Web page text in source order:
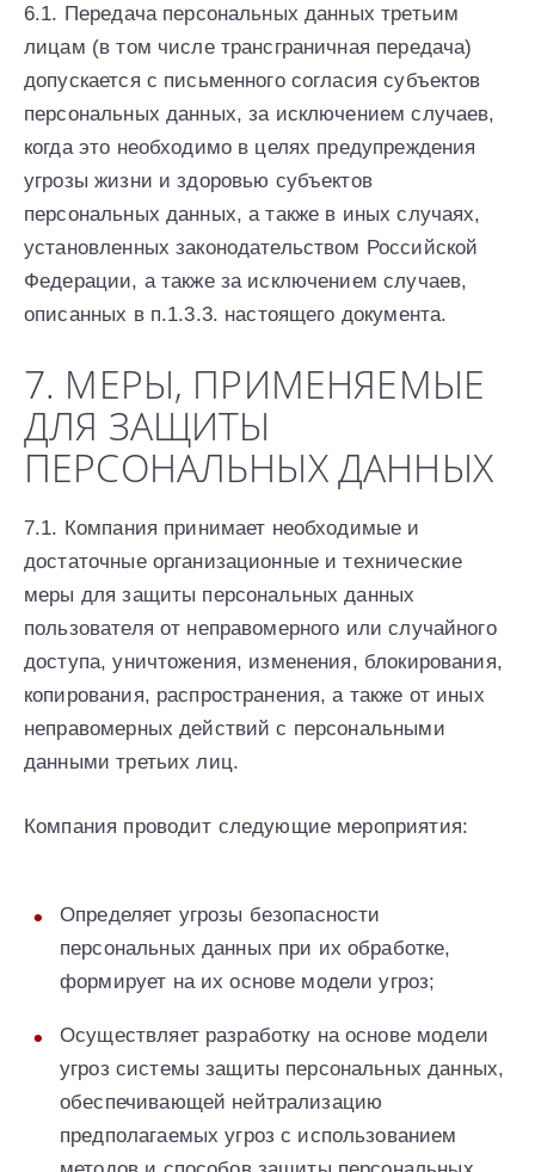
6.1. Передача персональных данных третьим
лицам (в том числе трансграничная передача)
допускается с письменного согласия субъектов
персональных данных, за исключением случаев,
когда это необходимо в целях предупреждения
угрозы жизни и здоровью субъектов
персональных данных, а также в иных случаях,
установленных законодательством Российской
Федерации, а также за исключением случаев,
описанных в п.1.3.3. настоящего документа.
7. МЕРЫ, ПРИМЕНЯЕМЫЕ
ДЛЯ ЗАЩИТЫ
ПЕРСОНАЛЬНЫХ ДАННЫХ
7.1. Компания принимает необходимые и
достаточные организационные и технические
меры для защиты персональных данных
пользователя от неправомерного или случайного
доступа, уничтожения, изменения, блокирования,
копирования, распространения, а также от иных
неправомерных действий с персональными
данными третьих лиц.
Компания проводит следующие мероприятия:
Определяет угрозы безопасности
персональных данных при их обработке,
формирует на их основе модели угроз;
Осуществляет разработку на основе модели
угроз системы защиты персональных данных,
обеспечивающей нейтрализацию
предполагаемых угроз с использованием